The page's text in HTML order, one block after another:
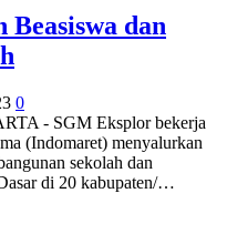
dan
0
- SGM Eksplor bekerja
(Indomaret) menyalurkan
sekolah dan
di 20 kabupaten/…